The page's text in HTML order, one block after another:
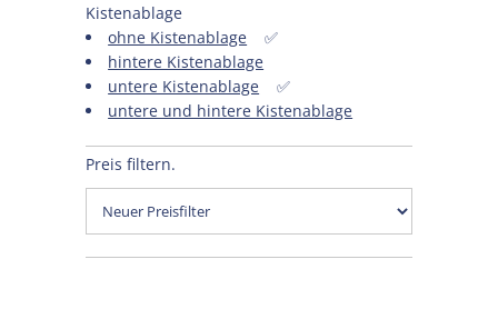
Kistenablage
ohne Kistenablage ✅
hintere Kistenablage
untere Kistenablage ✅
untere und hintere Kistenablage
Preis filtern.